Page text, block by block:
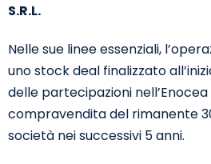
S.R.L.
Nelle sue linee essenziali,
uno stock deal finalizzato
delle partecipazioni nell’Enocea
compravendita del rimanente
società nei successivi 5 anni.